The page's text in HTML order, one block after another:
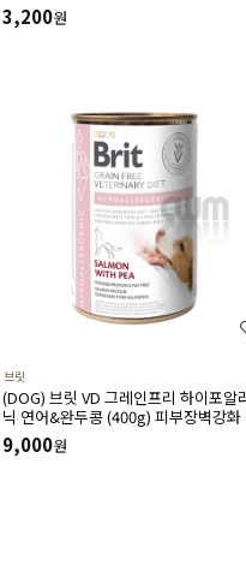
레스 음수량관리 처방식
3,200원
브릿
(DOG) 브릿 VD 그레인프리 하이포알
닉 연어&완두콩 (400g) 피부장벽강화
역력향상 식이알러지에 도움
9,000원